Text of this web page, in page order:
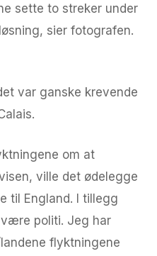
sette to streker under
sier fotografen.
var ganske krevende
om at
ville det ødelegge
til England. I tillegg
politi. Jeg har
flyktningene